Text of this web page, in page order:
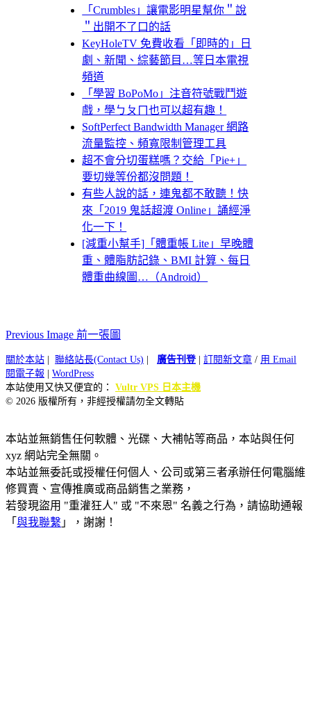
「Crumbles」讓電影明星幫你＂說
＂出開不了口的話
KeyHoleTV 免費收看「即時的」日
劇、新聞、綜藝節目…等日本電視
頻道
「學習 BoPoMo」注音符號戰鬥遊
戲，學ㄅㄆㄇ也可以超有趣！
SoftPerfect Bandwidth Manager 網路
流量監控、頻寬限制管理工具
超不會分切蛋糕嗎？交給「Pie+」
要切幾等份都沒問題！
有些人說的話，連鬼都不敢聽！快
來「2019 鬼話超渡 Online」誦經淨
化一下！
[減重小幫手]「體重帳 Lite」早晚體
重、體脂肪記錄、BMI 計算、每日
體重曲線圖…（Android）
Previous Image 前一張圖
關於本站 聯絡站長(Contact Us) 廣告刊登| 訂閱新文章 / 用 Email
閱電子報
WordPress
本站使用又快又便宜的： Vultr VPS 日本主機
© 2026 版權所有，非經授權請勿全文轉貼
本站並無銷售任何軟體、光碟、大補帖等商品，本站與任何
xyz 網站完全無關。
本站並無委託或授權任何個人、公司或第三者承辦任何電腦維
修買賣、宣傳推廣或商品銷售之業務，
若發現盜用 "重灌狂人" 或 "不來恩" 名義之行為，請協助通報
「 與我聯繫 」，謝謝！